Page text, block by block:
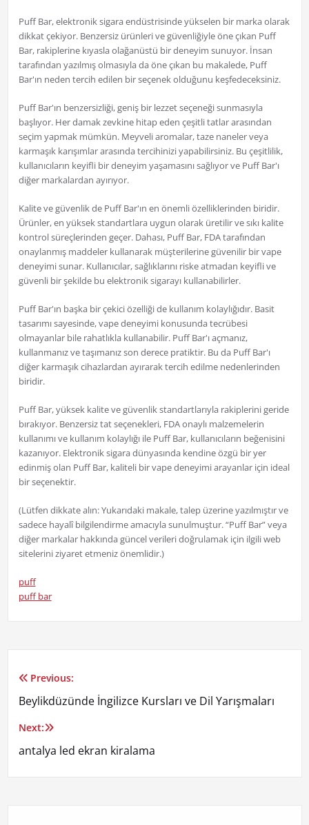
Puff Bar, elektronik sigara endüstrisinde yükselen bir marka olarak
dikkat çekiyor. Benzersiz ürünleri ve güvenliğiyle öne çıkan Puff
Bar, rakiplerine kıyasla olağanüstü bir deneyim sunuyor. İnsan
tarafından yazılmış olmasıyla da öne çıkan bu makalede, Puff
Bar'ın neden tercih edilen bir seçenek olduğunu keşfedeceksiniz.
Puff Bar'ın benzersizliği, geniş bir lezzet seçeneği sunmasıyla
başlıyor. Her damak zevkine hitap eden çeşitli tatlar arasından
seçim yapmak mümkün. Meyveli aromalar, taze naneler veya
karmaşık karışımlar arasında tercihinizi yapabilirsiniz. Bu çeşitlilik,
kullanıcıların keyifli bir deneyim yaşamasını sağlıyor ve Puff Bar'ı
diğer markalardan ayırıyor.
Kalite ve güvenlik de Puff Bar'ın en önemli özelliklerinden biridir.
Ürünler, en yüksek standartlara uygun olarak üretilir ve sıkı kalite
kontrol süreçlerinden geçer. Dahası, Puff Bar, FDA tarafından
onaylanmış maddeler kullanarak müşterilerine güvenilir bir vape
deneyimi sunar. Kullanıcılar, sağlıklarını riske atmadan keyifli ve
güvenli bir şekilde bu elektronik sigarayı kullanabilirler.
Puff Bar'ın başka bir çekici özelliği de kullanım kolaylığıdır. Basit
tasarımı sayesinde, vape deneyimi konusunda tecrübesi
olmayanlar bile rahatlıkla kullanabilir. Puff Bar'ı açmanız,
kullanmanız ve taşımanız son derece pratiktir. Bu da Puff Bar'ı
diğer karmaşık cihazlardan ayırarak tercih edilme nedenlerinden
biridir.
Puff Bar, yüksek kalite ve güvenlik standartlarıyla rakiplerini geride
bırakıyor. Benzersiz tat seçenekleri, FDA onaylı malzemelerin
kullanımı ve kullanım kolaylığı ile Puff Bar, kullanıcıların beğenisini
kazanıyor. Elektronik sigara dünyasında kendine özgü bir yer
edinmiş olan Puff Bar, kaliteli bir vape deneyimi arayanlar için ideal
bir seçenektir.
(Lütfen dikkate alın: Yukarıdaki makale, talep üzerine yazılmıştır ve
sadece hayalî bilgilendirme amacıyla sunulmuştur. “Puff Bar” veya
diğer markalar hakkında güncel verileri doğrulamak için ilgili web
sitelerini ziyaret etmeniz önemlidir.)
puff
puff bar
Yazı
gezinmesi
Previous:
Beylikdüzünde İngilizce Kursları ve Dil Yarışmaları
Next:
antalya led ekran kiralama